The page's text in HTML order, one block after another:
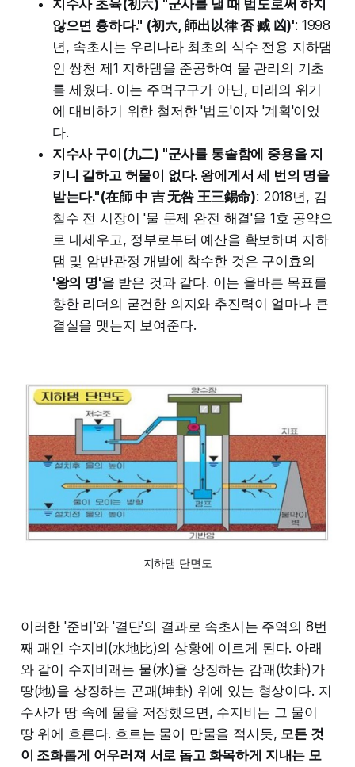
지수사 초육(初六) "군사를 낼 때 법도로써 하지
않으면 흉하다." (初六, 師出以律 否 臧 凶)': 1998
년, 속초시는 우리나라 최초의 식수 전용 지하댐
인 쌍천 제1 지하댐을 준공하여 물 관리의 기초
를 세웠다. 이는 주먹구구가 아닌, 미래의 위기
에 대비하기 위한 철저한 '법도'이자 '계획'이었
다.
지수사 구이(九二) "군사를 통솔함에 중용을 지
키니 길하고 허물이 없다. 왕에게서 세 번의 명을
받는다."(在師 中 吉 无咎 王三錫命): 2018년, 김
철수 전 시장이 '물 문제 완전 해결'을 1호 공약으
로 내세우고, 정부로부터 예산을 확보하며 지하
댐 및 암반관정 개발에 착수한 것은 구이효의
'왕의 명'을 받은 것과 같다. 이는 올바른 목표를
향한 리더의 굳건한 의지와 추진력이 얼마나 큰
결실을 맺는지 보여준다.
지하댐 단면도
이러한 '준비'와 '결단'의 결과로 속초시는 주역의 8번
째 괘인 수지비(水地比)의 상황에 이르게 된다. 아래
와 같이 수지비괘는 물(水)을 상징하는 감괘(坎卦)가
땅(地)을 상징하는 곤괘(坤卦) 위에 있는 형상이다. 지
수사가 땅 속에 물을 저장했으면, 수지비는 그 물이
땅 위에 흐른다. 흐르는 물이 만물을 적시듯, 모든 것
이 조화롭게 어우러져 서로 돕고 화목하게 지내는 모